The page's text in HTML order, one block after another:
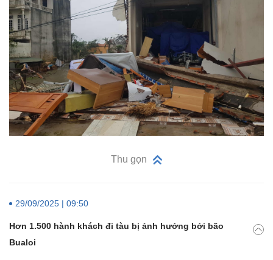
Thu gọn
29/09/2025 | 09:50
Hơn 1.500 hành khách đi tàu bị ảnh hưởng bởi bão
Bualoi